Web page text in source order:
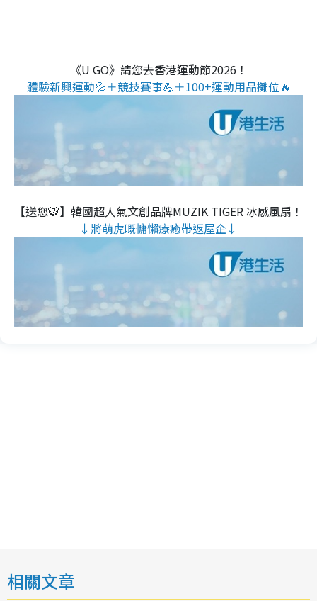
《U GO》請您去香港運動節2026！
體驗新興運動💦＋競技賽事💪＋100+運動用品攤位🔥
【送您🐯】韓國超人氣文創品牌MUZIK TIGER 冰感風扇！
↓將萌虎嘅慵懶療癒帶返屋企↓
相關文章